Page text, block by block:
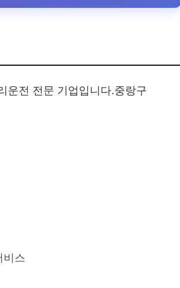
운전 전문 기업입니다.중랑구
비스